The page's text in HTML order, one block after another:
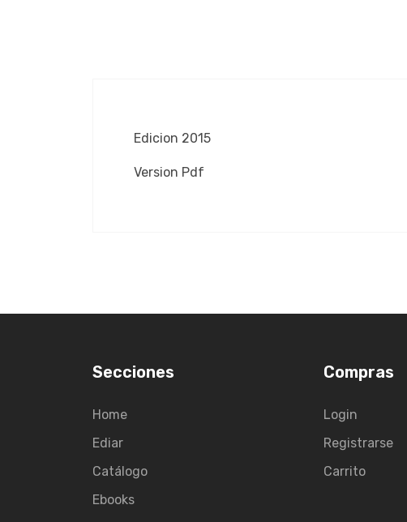
Edicion 2015
Version Pdf
Secciones
Home
Ediar
Catálogo
Ebooks
Compras
Login
Registrarse
Carrito